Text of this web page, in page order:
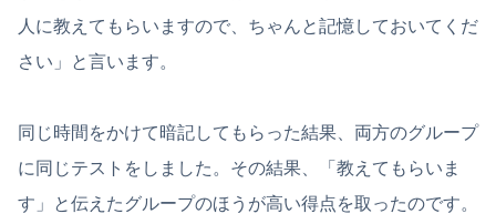
人に教えてもらいますので、ちゃんと記憶しておいてくだ
さい」と言います。
同じ時間をかけて暗記してもらった結果、両方のグループ
に同じテストをしました。その結果、「教えてもらいま
す」と伝えたグループのほうが高い得点を取ったのです。